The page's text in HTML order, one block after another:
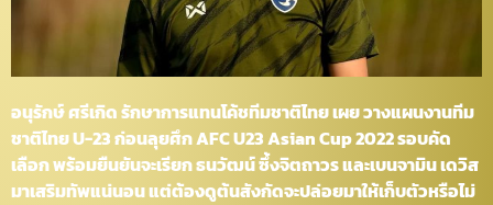
อนุรักษ์ ศรีเกิด รักษาการแทนโค้ชทีมชาติไทย เผย วางแผนงานทีม
ชาติไทย U-23 ก่อนลุยศึก AFC U23 Asian Cup 2022 รอบคัด
เลือก พร้อมยืนยันจะเรียก ธนวัฒน์ ซึ้งจิตถาวร และเบนจามิน เดวิส
มาเสริมทัพแน่นอน แต่ต้องดูต้นสังกัดจะปล่อยมาให้เก็บตัวหรือไม่